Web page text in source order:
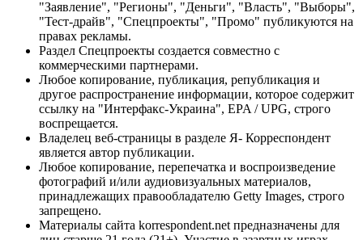
"Заявление", "Регионы", "Деньги", "Власть", "Выборы",
"Тест-драйв", "Спецпроекты", "Промо" публикуются на
правах рекламы.
Раздел Спецпроекты создается совместно с
коммерческими партнерами.
Любое копирование, публикация, републикация и
другое распространение информации, которое содержит
ссылку на "Интерфакс-Украина", EPA / UPG, строго
воспрещается.
Владелец веб-страницы в разделе Я- Корреспондент
является автор публикации.
Любое копирование, перепечатка и воспроизведение
фотографий и/или аудиовизуальных материалов,
принадлежащих правообладателю Getty Images, строго
запрещено.
Материалы сайта korrespondent.net предназначены для